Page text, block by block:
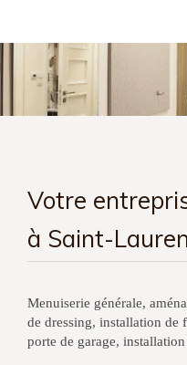
Votre
à Saint-
Menuiserie générale,
de dressing, installation de
porte de garage,